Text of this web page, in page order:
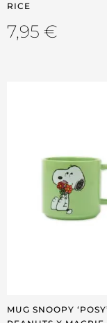
RICE
7,95 €
MUG SNOOPY